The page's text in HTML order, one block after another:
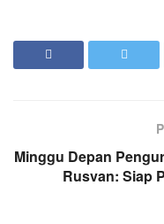
Minggu Depan
Rusvan: Siap